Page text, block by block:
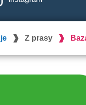
Z prasy